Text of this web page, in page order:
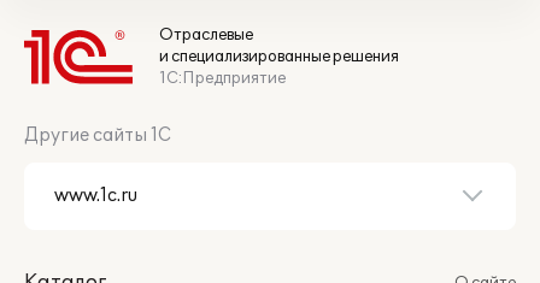
Отраслевые
и специализированные решения
1С:Предприятие
Другие сайты 1С